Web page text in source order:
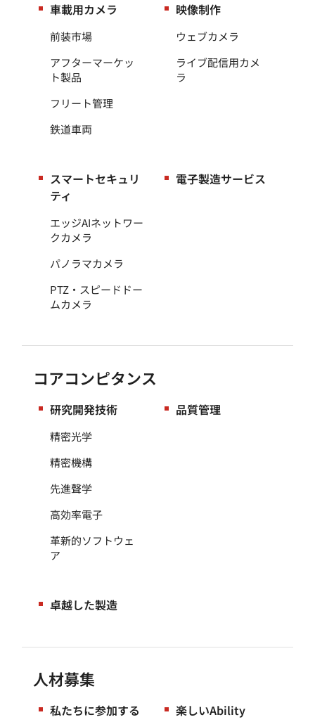
車載用カメラ
前装市場
アフターマーケッ
ト製品
フリート管理
鉄道車両
映像制作
ウェブカメラ
ライブ配信用カメ
ラ
スマートセキュリ
ティ
エッジAIネットワー
クカメラ
パノラマカメラ
PTZ・スピードドー
ムカメラ
電子製造サービス
コアコンピタンス
研究開発技術
精密光学
精密機構
先進聲学
高効率電子
革新的ソフトウェ
ア
品質管理
卓越した製造
人材募集
私たちに参加する 楽しいAbility